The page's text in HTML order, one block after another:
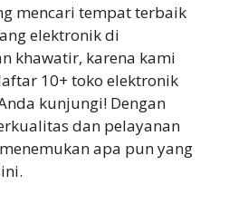
mencari tempat terbaik
elektronik di
khawatir, karena kami
10+ toko elektronik
kunjungi! Dengan
dan pelayanan
apa pun yang